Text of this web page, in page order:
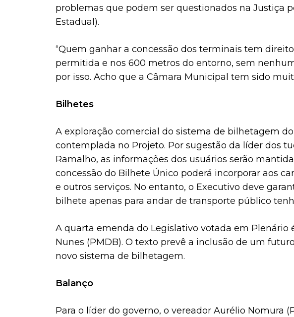
problemas que podem ser questionados na Justiça
Estadual).
“Quem ganhar a concessão dos terminais tem
permitida e nos 600 metros do entorno, sem
por isso. Acho que a Câmara Municipal tem sido
Bilhetes
A exploração comercial do sistema de bilhetagem
contemplada no Projeto. Por sugestão da líder dos
Ramalho, as informações dos usuários serão
concessão do Bilhete Único poderá incorporar aos
e outros serviços. No entanto, o Executivo deve
bilhete apenas para andar de transporte público
A quarta emenda do Legislativo votada em Plenário
Nunes (PMDB). O texto prevê a inclusão de um
novo sistema de bilhetagem.
Balanço
Para o líder do governo, o vereador Aurélio Nomura